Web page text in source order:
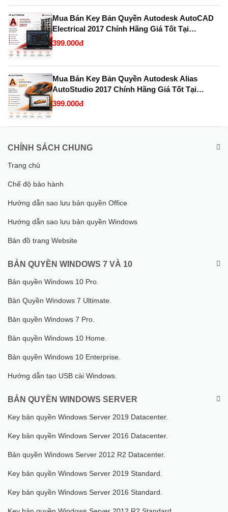
Mua Bán Key Bản Quyền Autodesk AutoCAD
Electrical 2017 Chính Hãng Giá Tốt Tại
KeyBanQuyen.VN
399.000đ
Mua Bán Key Bản Quyền Autodesk Alias
AutoStudio 2017 Chính Hãng Giá Tốt Tại
KeyBanQuyen.VN
399.000đ
CHÍNH SÁCH CHUNG
Trang chủ
Chế độ bảo hành
Hướng dẫn sao lưu bản quyền Office
Hướng dẫn sao lưu bản quyền Windows
Bản đồ trang Website
BẢN QUYỀN WINDOWS 7 VÀ 10
Bản quyền Windows 10 Pro.
Bản Quyền Windows 7 Ultimate.
Bản quyền Windows 7 Pro.
Bản quyền Windows 10 Home.
Bản quyền Windows 10 Enterprise.
Hướng dẫn tạo USB cài Windows.
BẢN QUYỀN WINDOWS SERVER
Key bản quyền Windows Server 2019 Datacenter.
Key bản quyền Windows Server 2016 Datacenter.
Bản quyền Windows Server 2012 R2 Datacenter.
Key bản quyền Windows Server 2019 Standard.
Key bản quyền Windows Server 2016 Standard.